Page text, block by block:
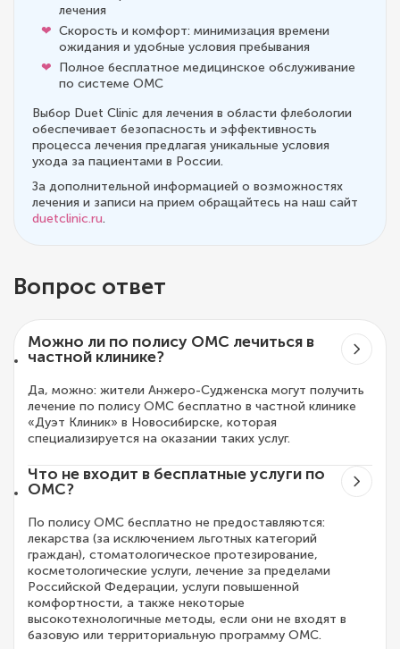
лечения
Скорость и комфорт: минимизация времени
ожидания и удобные условия пребывания
Полное бесплатное медицинское обслуживание
по системе ОМС
Выбор Duet Clinic для лечения в области флебологии
обеспечивает безопасность и эффективность
процесса лечения предлагая уникальные условия
ухода за пациентами в России.
За дополнительной информацией о возможностях
лечения и записи на прием обращайтесь на наш сайт
duetclinic.ru.
Вопрос ответ
Можно ли по полису ОМС лечиться в
частной клинике?
Да, можно: жители Анжеро-Судженска могут получить
лечение по полису ОМС бесплатно в частной клинике
«Дуэт Клиник» в Новосибирске, которая
специализируется на оказании таких услуг.
Что не входит в бесплатные услуги по
ОМС?
По полису ОМС бесплатно не предоставляются:
лекарства (за исключением льготных категорий
граждан), стоматологическое протезирование,
косметологические услуги, лечение за пределами
Российской Федерации, услуги повышенной
комфортности, а также некоторые
высокотехнологичные методы, если они не входят в
базовую или территориальную программу ОМС.